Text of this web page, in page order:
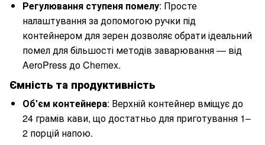
Регулювання ступеня помелу: Просте
налаштування за допомогою ручки під
контейнером для зерен дозволяє обрати ідеальний
помел для більшості методів заварювання — від
AeroPress до Chemex.
Ємність та продуктивність
Об'єм контейнера: Верхній контейнер вміщує до
24 грамів кави, що достатньо для приготування 1–
2 порцій напою.